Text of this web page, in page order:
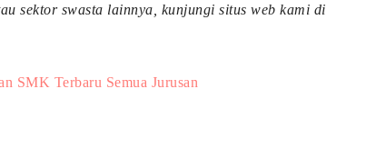
sektor swasta lainnya, kunjungi situs web kami di
SMK Terbaru Semua Jurusan